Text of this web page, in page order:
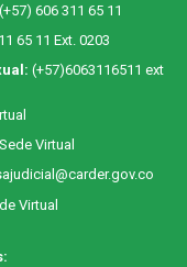
(+57) 606 311 65 11
65 11 Ext. 0203
(+57)6063116511 ext
Sede Virtual
Virtual